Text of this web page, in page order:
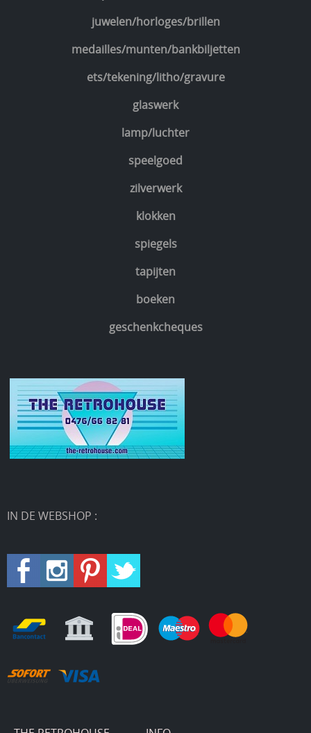
juwelen/horloges/brillen
medailles/munten/bankbiljetten
ets/tekening/litho/gravure
glaswerk
lamp/luchter
speelgoed
zilverwerk
klokken
spiegels
tapijten
boeken
geschenkcheques
IN DE WEBSHOP :